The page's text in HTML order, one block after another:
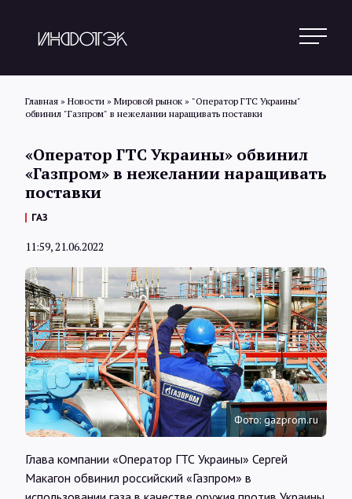
Обзоры
Интервью
Карты
О нас
Главная » Новости » Мировой рынок » "Оператор ГТС Украины"
обвинил "Газпром" в нежелании наращивать поставки
«Оператор ГТС Украины» обвинил
«Газпром» в нежелании наращивать
поставки
ГАЗ
11:59, 21.06.2022
Фото: gazprom.ru
Глава компании «Оператор ГТС Украины» Сергей
Макагон обвинил российский «Газпром» в